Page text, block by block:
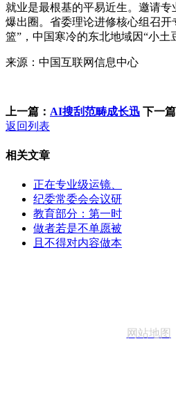
就业是最根基的平易近生。邀请
爆出圈。省委理论进修核心组召
篮”，中国寒冷的东北地域因“小土
来源：中国互联网信息中心
上一篇： AI搜刮范畴成长迅 下一篇
返回列表
相关文章
正在专业级运镜、
纪委常委会会议研
教育部分：第一时
做者若是不单愿被
且不得对内容做本
网站地图